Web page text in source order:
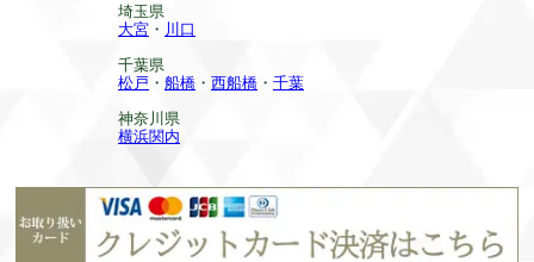
埼玉県
大宮 ・ 川口
千葉県
松戸 ・ 船橋 ・ 西船橋 ・ 千葉
神奈川県
横浜関内